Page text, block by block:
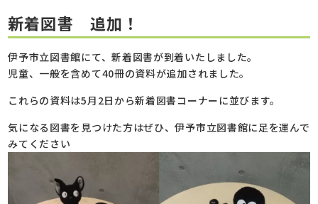
新着図書 追加！
伊予市立図書館にて、新着図書が到着いたしました。
児童、一般を含めて40冊の資料が追加されました。
これらの資料は5月2日から新着図書コーナーに並びます。
気になる図書を見つけた方はぜひ、伊予市立図書館に足を運んで
みてください